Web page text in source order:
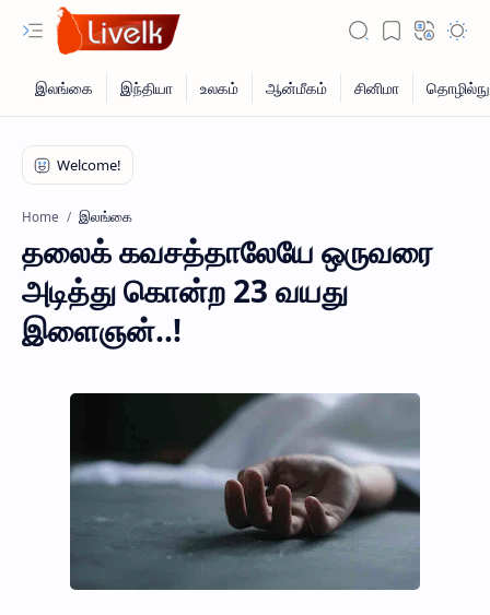
Home இலங்கை
தலைக் கவசத்தாலேயே ஒருவரை
அடித்து கொன்ற 23 வயது
இளைஞன்..!